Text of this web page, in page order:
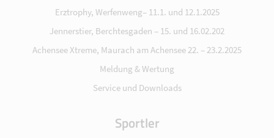
Erztrophy, Werfenweng– 11.1. und 12.1.2025
Jennerstier, Berchtesgaden – 15. und 16.02.202
Achensee Xtreme, Maurach am Achensee 22. – 23.2.2025
Meldung & Wertung
Service und Downloads
Sportler